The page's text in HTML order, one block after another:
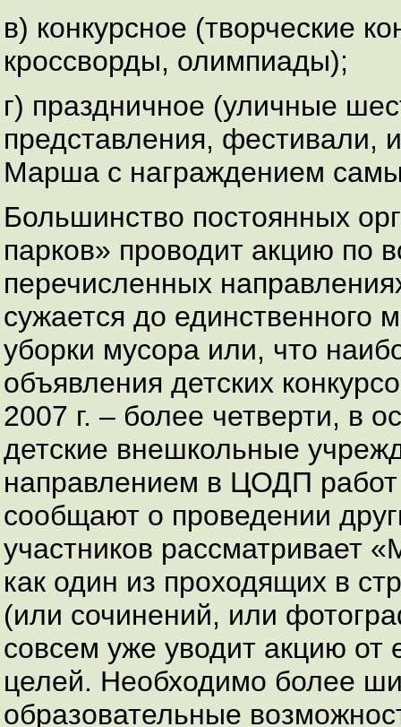
в) конкурсное (творческие
кроссворды, олимпиады);
г) праздничное (уличные
представления, фестивали,
Марша с награждением
Большинство постоянных
парков» проводит акцию по
перечисленных
сужается до единственного
уборки мусора или, что
объявления детских
2007 г. – более четверти, в
детские внешкольные
направлением в ЦОДП работ
сообщают о проведении
участников рассматривает
как один из проходящих в
(или сочинений, или
совсем уже уводит акцию от
целей. Необходимо более
образовательные